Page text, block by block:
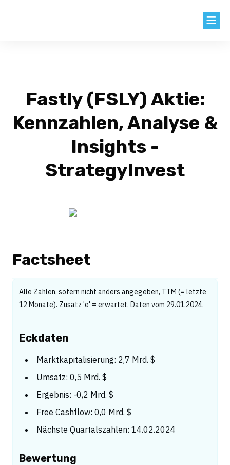
KENNZAHLEN
Fastly (FSLY) Aktie:
Kennzahlen, Analyse &
Insights -
StrategyInvest
Factsheet
Alle Zahlen, sofern nicht anders angegeben, TTM (= letzte
12 Monate). Zusatz 'e' = erwartet. Daten vom 29.01.2024.
Eckdaten
Marktkapitalisierung: 2,7 Mrd. $
Umsatz: 0,5 Mrd. $
Ergebnis: -0,2 Mrd. $
Free Cashflow: 0,0 Mrd. $
Nächste Quartalszahlen: 14.02.2024
Bewertung